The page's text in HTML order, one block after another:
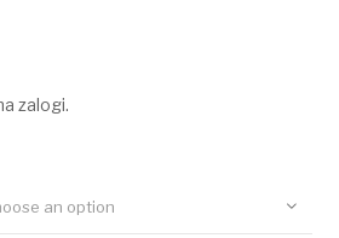
zalogi.
an option